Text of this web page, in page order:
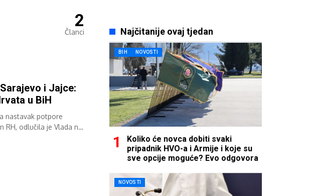
2
Članci
i Jajce:
u BiH
nastavak potpore
RH, odlučila je Vlada na
Najčitanije ovaj tjedan
BIH NOVOSTI
Koliko će novca dobiti svaki
pripadnik HVO-a i Armije i koje su
sve opcije moguće? Evo odgovora
NOVOSTI